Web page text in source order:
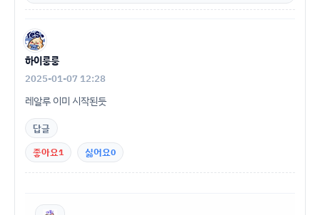
하이룽룽
2025-01-07 12:28
레알루 이미 시작된듯
답글
좋아요1 싫어요0